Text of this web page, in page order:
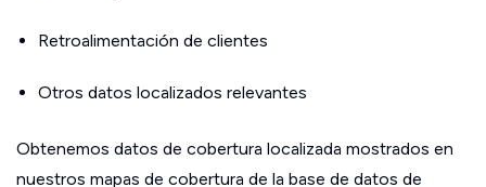
Retroalimentación de clientes
Otros datos localizados relevantes
Obtenemos datos de cobertura localizada mostrados en
nuestros mapas de cobertura de la base de datos de